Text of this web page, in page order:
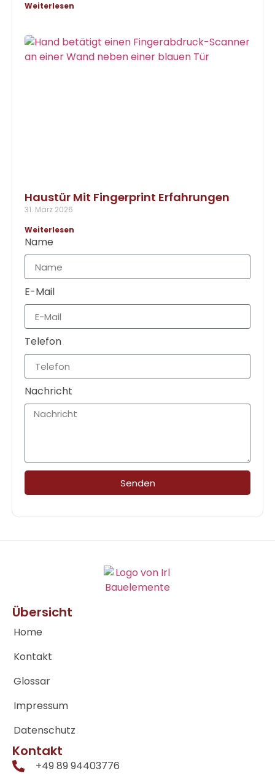
Weiterlesen
Haustür Mit Fingerprint Erfahrungen
31. März 2026
Weiterlesen
Name
E-Mail
Telefon
Nachricht
Senden
Übersicht
Home
Kontakt
Glossar
Impressum
Datenschutz
Kontakt
+49 89 94403776